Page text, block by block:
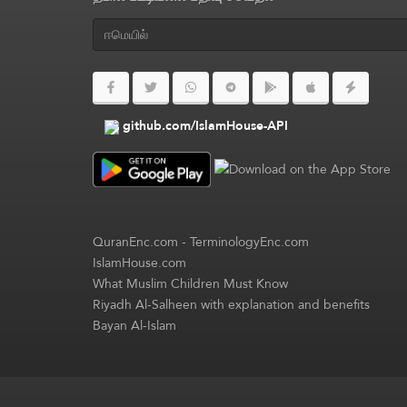
github.com/IslamHouse-API
QuranEnc.com-TerminologyEnc.com
IslamHouse.com
What Muslim Children Must Know
Riyadh Al-Salheen with explanation and benefits
Bayan Al-Islam